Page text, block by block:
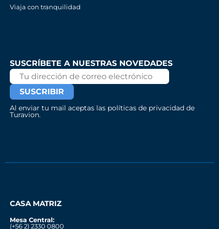
Viaja con tranquilidad
SUSCRÍBETE A NUESTRAS NOVEDADES
Al enviar tu mail aceptas las políticas de privacidad de
Turavion.
CASA MATRIZ
Mesa Central:
(+56 2) 2330 0800